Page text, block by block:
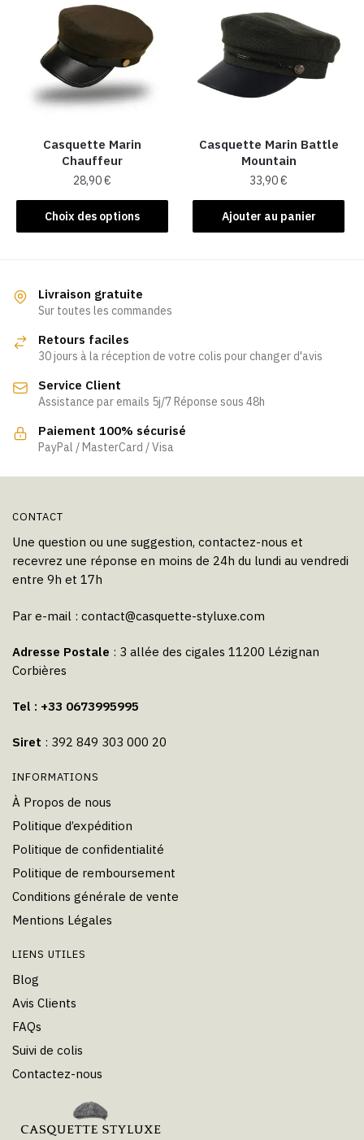
Les
être
choisies
sur
page
du
produit
Les
peuvent
être
la
page
du
produit
Casquette Marin
Chauffeur
28,90€
Choix des options
Ce
produit
variations.
Les
peuvent
choisies
sur
la
page
Casquette Marin Battle
Mountain
33,90€
Ajouter au panier
Livraison gratuite
Sur toutes les commandes
Retours faciles
30 jours à la réception de votre colis pour changer d'avis
Service Client
Assistance par emails 5j/7 Réponse sous 48h
Paiement 100% sécurisé
PayPal / MasterCard / Visa
CONTACT
Une question ou une suggestion, contactez-nous et
recevrez une réponse en moins de 24h du lundi au vendredi
entre 9h et 17h
Par e-mail : contact@casquette-styluxe.com
Adresse Postale : 3 allée des cigales 11200 Lézignan
Corbières
Tel : +33 0673995995
Siret : 392 849 303 000 20
INFORMATIONS
À Propos de nous
Politique d’expédition
Politique de confidentialité
Politique de remboursement
Conditions générale de vente
Mentions Légales
LIENS UTILES
Blog
Avis Clients
FAQs
Suivi de colis
Contactez-nous